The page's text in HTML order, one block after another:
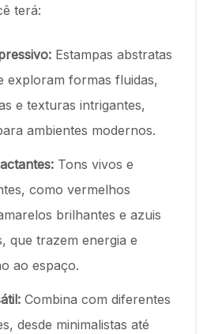
terá:
Estampas abstratas
exploram formas fluidas,
e texturas intrigantes,
ambientes modernos.
Tons vivos e
como vermelhos
brilhantes e azuis
que trazem energia e
ao espaço.
Combina com diferentes
desde minimalistas até